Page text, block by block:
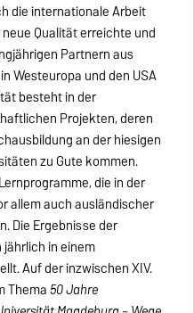
die internationale Arbeit
Qualität erreichte und
Partnern aus
Westeuropa und den USA
besteht in der
Projekten, deren
an der hiesigen
zu Gute kommen.
die in der
allem auch ausländischer
Die Ergebnisse der
in einem
Auf der inzwischen XIV.
Thema50 Jahre